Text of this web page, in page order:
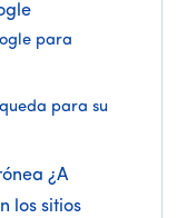
para
para su
¿A
los sitios